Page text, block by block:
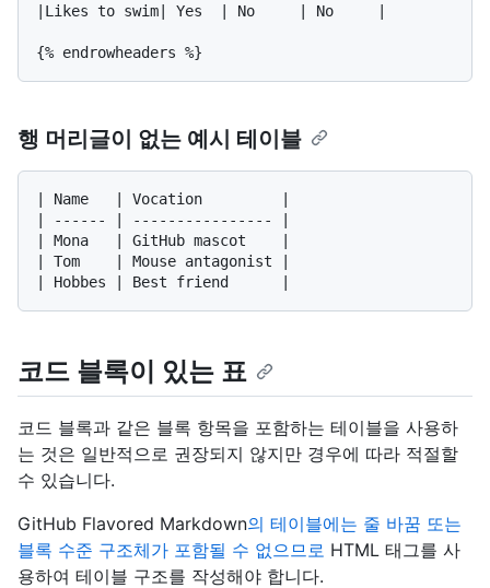
|Likes to swim| Yes  | No     | No     |
행 머리글이 없는 예시 테이블
| Name   | Vocation         |
| ------ | ---------------- |
| Mona   | GitHub mascot    |
| Tom    | Mouse antagonist |
코드 블록이 있는 표
코드 블록과 같은 블록 항목을 포함하는 테이블을 사용하
는 것은 일반적으로 권장되지 않지만 경우에 따라 적절할
수 있습니다.
GitHub Flavored Markdown의 테이블에는 줄 바꿈 또는
블록 수준 구조체가 포함될 수 없으므로 HTML 태그를 사
용하여 테이블 구조를 작성해야 합니다.